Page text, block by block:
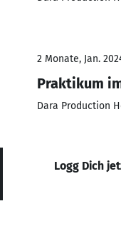
2 Monate, Jan.
Praktikum
Dara Production
Logg Dich